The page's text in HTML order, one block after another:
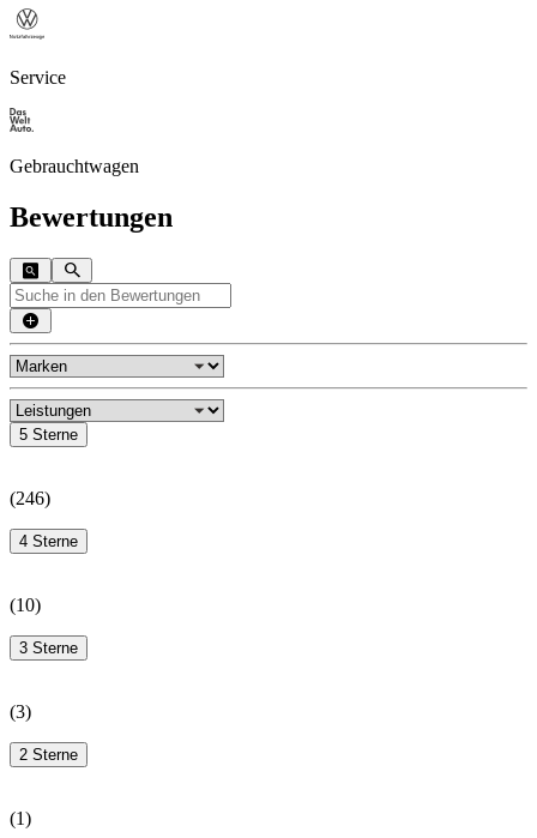
Service
Gebrauchtwagen
Bewertungen
5 Sterne
(246)
4 Sterne
(10)
3 Sterne
(3)
2 Sterne
(1)